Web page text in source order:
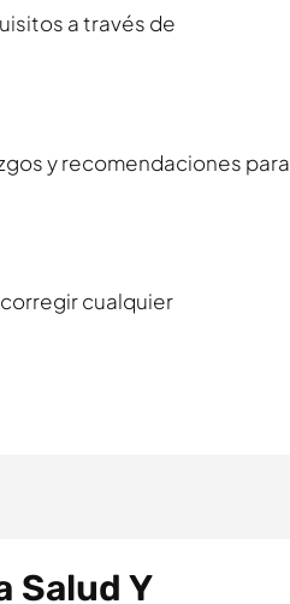
a través de
y recomendaciones para
cualquier
Salud Y